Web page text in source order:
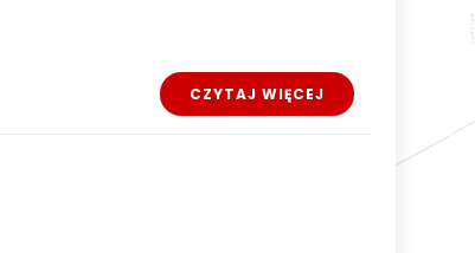
CZYTAJ WIĘCEJ